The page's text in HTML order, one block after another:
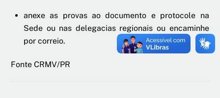
anexe as provas ao documento e protocole na
Sede ou nas delegacias regionais ou encaminhe
por correio.
Fonte CRMV/PR